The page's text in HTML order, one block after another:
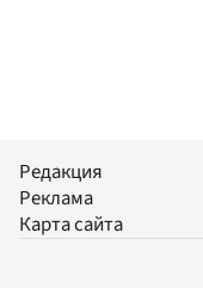
Редакция
Реклама
Карта сайта